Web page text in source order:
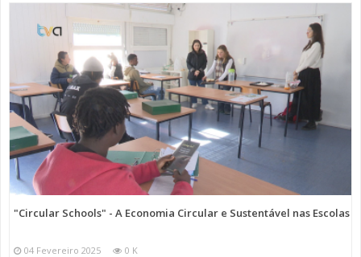
Regiões Autónomas dos Açores e da Madeira, Associação Nacional
de Freguesias, setor académico, privado e social, entre outros.
Este Prémio de Boas Práticas Locais de Promoção da Resiliência faz
parte da Estratégia Nacional para a Proteção Civil Preventiva 2030,
tendo como propósito reconhecer o empenho do poder local na
mobilização da comunidade em prol da resiliência.
Fotografia: CM Sesimbra
"Circular Schools" - A Economia Circular e Sustentável nas Escolas
04 Fevereiro 2025 0 K